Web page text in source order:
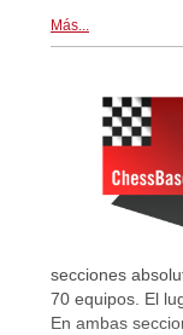
Más...
secciones
70 equipos. El
En ambas